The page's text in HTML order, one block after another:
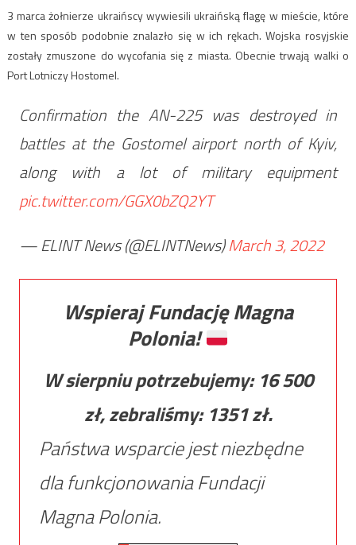
3 marca żołnierze ukraińscy wywiesili ukraińską flagę w mieście, które
w ten sposób podobnie znalazło się w ich rękach. Wojska rosyjskie
zostały zmuszone do wycofania się z miasta. Obecnie trwają walki o
Port Lotniczy Hostomel.
Confirmation the AN-225 was destroyed in
battles at the Gostomel airport north of Kyiv,
along with a lot of military equipment
pic.twitter.com/GGX0bZQ2YT
— ELINT News (@ELINTNews)March 3, 2022
Wspieraj Fundację Magna
Polonia!
W sierpniu potrzebujemy: 16 500
zł, zebraliśmy: 1351zł.
Państwa wsparcie jest niezbędne
dla funkcjonowania Fundacji
Magna Polonia.